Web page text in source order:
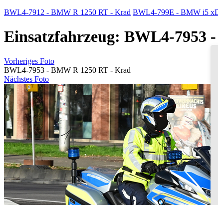
BWL4-7912 - BMW R 1250 RT - Krad BWL4-799E - BMW i5
Einsatzfahrzeug: BWL4-7953
Vorheriges Foto
BWL4-7953 - BMW R 1250 RT - Krad
Nächstes Foto